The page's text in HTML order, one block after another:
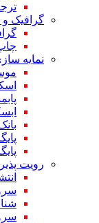
گرافیک و
چاپ
نمایه
پابمد
رویت